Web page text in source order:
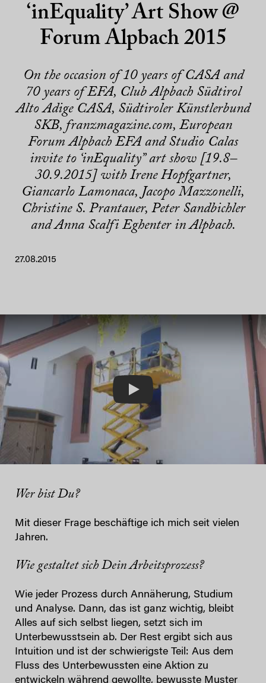
‘inEquality’ Art Show @
Forum Alpbach 2015
On the occasion of 10 years of CASA and
70 years of EFA, Club Alpbach Südtirol
Alto Adige CASA, Südtiroler Künstlerbund
SKB, franzmagazine.com, European
Forum Alpbach EFA and Studio Calas
invite to ‘inEquality” art show [19.8–
30.9.2015] with Irene Hopfgartner,
Giancarlo Lamonaca, Jacopo Mazzonelli,
Christine S. Prantauer, Peter Sandbichler
and Anna Scalfi Eghenter in Alpbach.
27.08.2015
Wer bist Du?
Mit dieser Frage beschäftige ich mich seit vielen
Jahren.
Wie gestaltet sich Dein Arbeitsprozess?
Wie jeder Prozess durch Annäherung, Studium
und Analyse. Dann, das ist ganz wichtig, bleibt
Alles auf sich selbst liegen, setzt sich im
Unterbewusstsein ab. Der Rest ergibt sich aus
Intuition und ist der schwierigste Teil: Aus dem
Fluss des Unterbewussten eine Aktion zu
entwickeln während gewollte, bewusste Muster